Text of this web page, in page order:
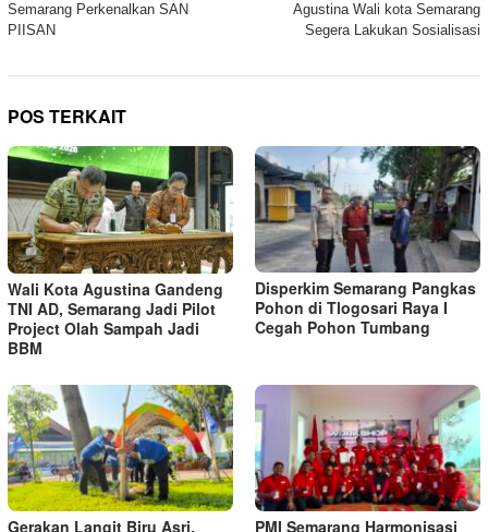
Semarang Perkenalkan SAN
PIISAN
Agustina Wali kota Semarang
Segera Lakukan Sosialisasi
POS TERKAIT
Wali Kota Agustina Gandeng
TNI AD, Semarang Jadi Pilot
Project Olah Sampah Jadi
BBM
Disperkim Semarang Pangkas
Pohon di Tlogosari Raya I
Cegah Pohon Tumbang
Gerakan Langit Biru Asri,
PMI Semarang Harmonisasi